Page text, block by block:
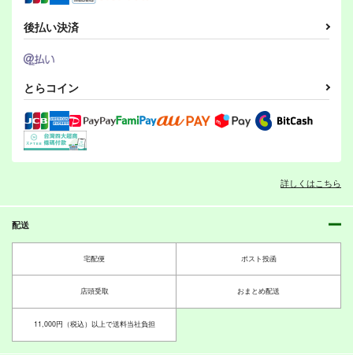
ボクカワウソ戦隊ビッ
クセブン
Mystic Lab
艦隊これくしょん-艦これ-
ボクカワウソ
カート
妙齢型重巡伝 残念だ
HYPER BRAND
艦隊これくしょん-艦これ-
カート
足柄
サンプル
カート
妙齢型重巡伝 残念だ
よ!!足柄さん(32)
円 （税込）
艦隊これくしょん-艦これ-
妙齢型重巡伝 残念だ
396円
妙齢型重巡伝 残念だ
よ!!足柄さん(30)
HYPER BRAND
妙齢型重巡伝 残念だ
よ!!足柄さん(35)
HYPER BRAND
396円（税込）
サンプル
作品詳細
HYPER BRAND
サンプル
作品詳細
HYPER BRAND
サンプル
妙齢型重巡伝 残念だ
妙齢型重巡伝 残念だ
よ!!足柄さん(41)
HYPER BRAND
艦隊これくしょん-艦これ-
カート
よ!!足柄さん(40)
艦隊これくしょん-艦これ-
カート
396円（税込）
艦隊これくしょん-艦これ-
足柄
霞
後払い決済
とらコイン
詳しくはこちら
配送
宅配便 ポスト投函
店頭受取 おまとめ配送
11,000円（税込）以上で送料当社負担